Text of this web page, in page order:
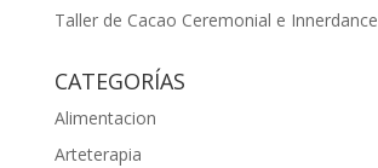
Taller de Cacao Ceremonial e Innerdance
CATEGORÍAS
Alimentacion
Arteterapia